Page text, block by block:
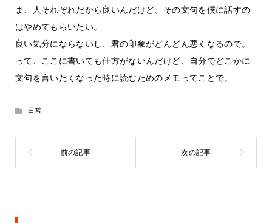
ま、人それぞれだから良いんだけど、その文句を僕に話すの
はやめてもらいたい。
良い気分にならないし、君の印象がどんどん悪くなるので。
って、ここに書いても仕方がないんだけど、自分でどこかに
文句を言いたくなった時に読むためのメモってことで。
日常